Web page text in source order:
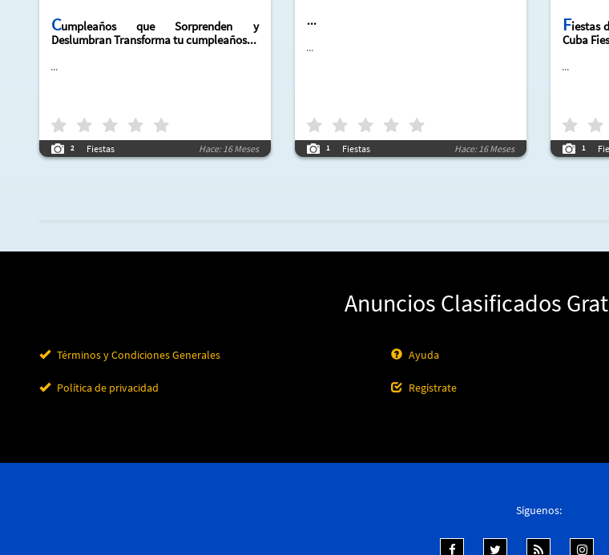
Cumpleaños que Sorprenden y
Deslumbran Transforma tu cumpleaños...
...
2 Fiestas Hace: 16 Meses
...
...
1 Fiestas Hace: 16 Meses
Fiestas
Cuba
...
1
Anuncios Clasificados
Términos y Condiciones Generales
Política de privacidad
Ayuda
Regístrate
Síguenos: